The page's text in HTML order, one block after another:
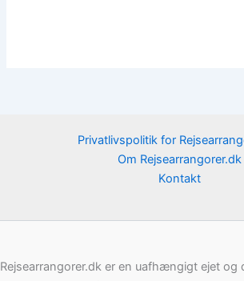
Privatlivspolitik for
Om Rejsearrangorer.dk
Kontakt
Rejsearrangorer.dk er en uafhængigt ejet og